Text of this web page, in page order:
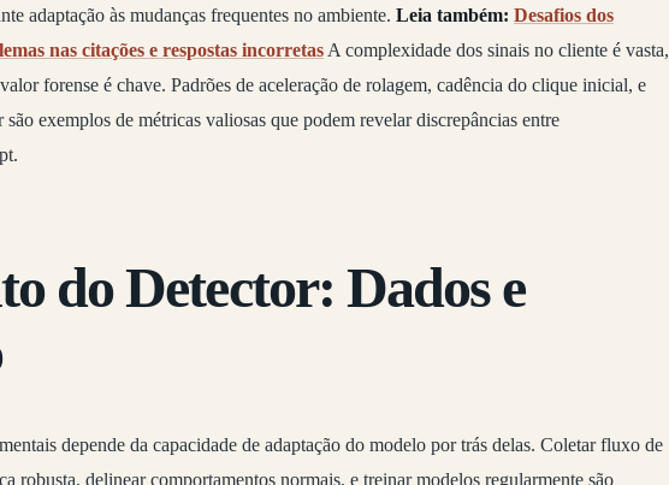
adaptação às mudanças frequentes no ambiente. Leia também: Desafios dos
nas citações e respostas incorretas A complexidade dos sinais no cliente é vasta,
forense é chave. Padrões de aceleração de rolagem, cadência do clique inicial, e
exemplos de métricas valiosas que podem revelar discrepâncias entre
do Detector: Dados e
depende da capacidade de adaptação do modelo por trás delas. Coletar fluxo de
robusta, delinear comportamentos normais, e treinar modelos regularmente são